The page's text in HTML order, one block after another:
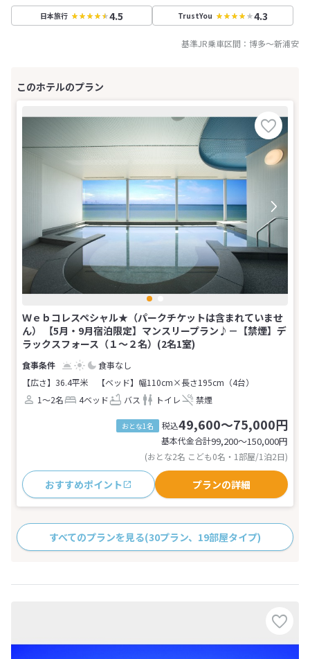
日本旅行 4.5 TrustYou 4.3
基準JR乗車区間： 博多～新浦安
Ｗｅｂコレスペシャル★（パークチケットは含まれていませ
ん） 【5月・9月宿泊限定】マンスリープラン♪－【禁煙】デ
ラックスフォース（１～２名）(2名1室)
食事なし
【広さ】36.4平米
【ベッド】幅110cm×長さ195cm（4台）
1～2名
4ベッド バス トイレ 禁煙
おとな1名 税込49,600～75,000円
基本代金合計99,200〜150,000円
(おとな2名 こども0名・1部屋/1泊2日)
おすすめポイント プランの詳細
すべてのプランを見る(30プラン、19部屋タイプ)